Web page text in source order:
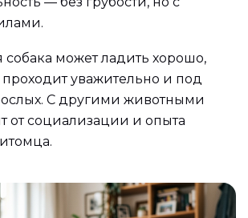
собака может ладить хорошо,
уважительно и под
С другими животными
от социализации и опыта